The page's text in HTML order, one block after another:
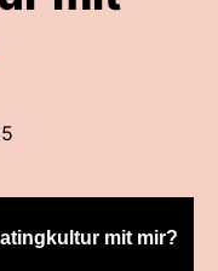
mit mir?